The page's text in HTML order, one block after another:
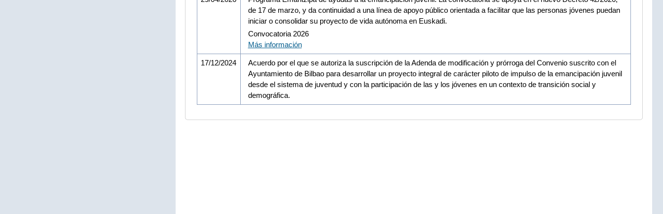
de 17 de marzo, y da continuidad a una línea de apoyo público orientada a facilitar que las personas jóvenes puedan
iniciar o consolidar su proyecto de vida autónoma en Euskadi.
Convocatoria 2026
Más información
17/12/2024
Acuerdo por el que se autoriza la suscripción de la Adenda de modificación y prórroga del Convenio suscrito con el
Ayuntamiento de Bilbao para desarrollar un proyecto integral de carácter piloto de impulso de la emancipación juvenil
desde el sistema de juventud y con la participación de las y los jóvenes en un contexto de transición social y
demográfica.